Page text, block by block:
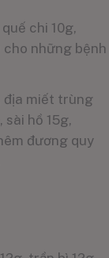
chi 10g,
cho những bệnh
địa miết trùng
sài hồ 15g,
đương quy